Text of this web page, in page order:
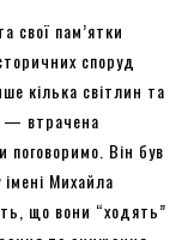
свої пам’ятки
споруд
кілька світлин та
— втрачена
поговоримо. Він був
Михайла
що вони “ходять”